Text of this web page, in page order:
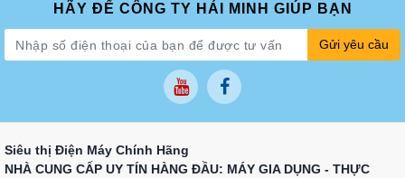
HÃY ĐỂ CÔNG TY HẢI MINH GIÚP BẠN
Gửi yêu cầu
Siêu thị Điện Máy Chính Hãng
NHÀ CUNG CẤP UY TÍN HÀNG ĐẦU: MÁY GIA DỤNG - THỰC